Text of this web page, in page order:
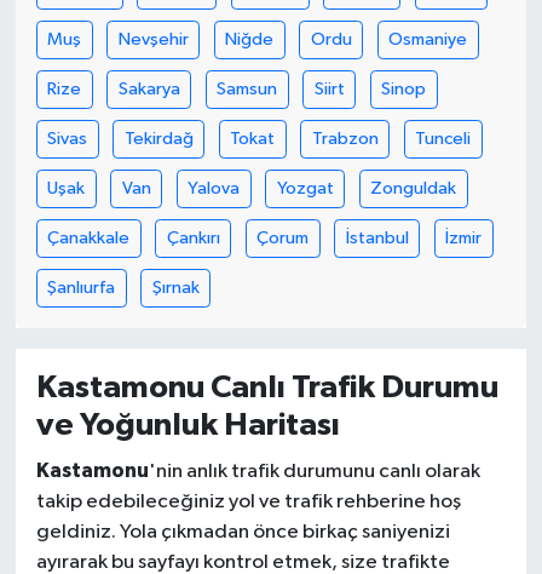
Muş Nevşehir Niğde Ordu Osmaniye
Rize Sakarya Samsun Siirt Sinop
Sivas Tekirdağ Tokat Trabzon Tunceli
Uşak Van Yalova Yozgat Zonguldak
Çanakkale Çankırı Çorum İstanbul İzmir
Şanlıurfa Şırnak
Kastamonu Canlı Trafik Durumu
ve Yoğunluk Haritası
Kastamonu'nin anlık trafik durumunu canlı olarak
takip edebileceğiniz yol ve trafik rehberine hoş
geldiniz. Yola çıkmadan önce birkaç saniyenizi
ayırarak bu sayfayı kontrol etmek, size trafikte